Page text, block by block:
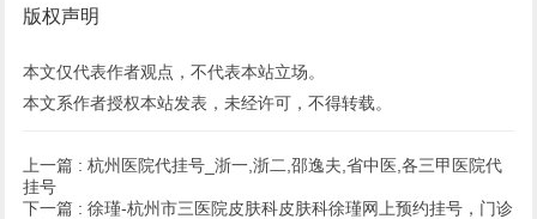
版权声明
本文仅代表作者观点，不代表本站立场。
本文系作者授权本站发表，未经许可，不得转载。
上一篇 : 杭州医院代挂号_浙一,浙二,邵逸夫,省中医,各三甲医院代
挂号
下一篇 : 徐瑾-杭州市三医院皮肤科皮肤科徐瑾网上预约挂号，门诊